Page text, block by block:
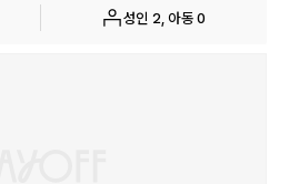
성인 2, 아동 0